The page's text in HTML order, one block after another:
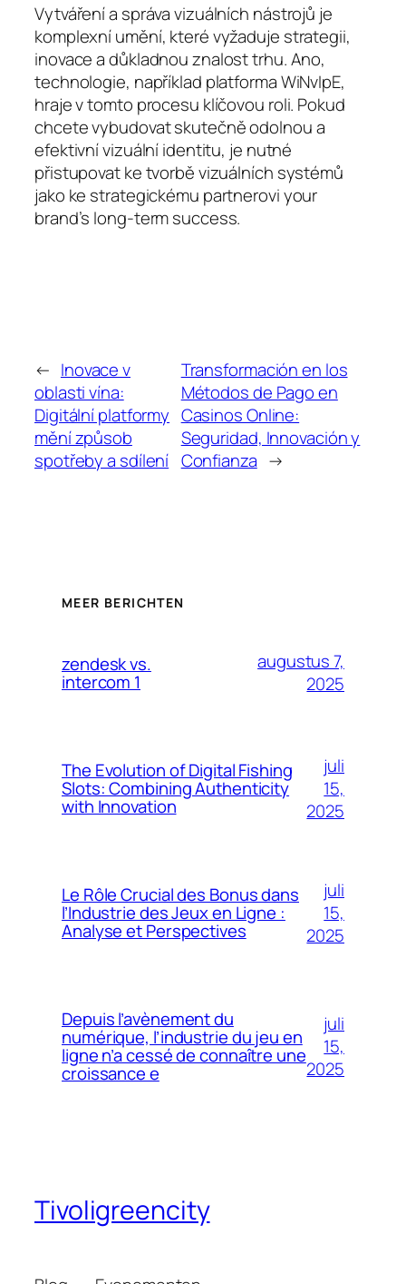
Vytváření a správa vizuálních nástrojů je
komplexní umění, které vyžaduje strategii,
inovace a důkladnou znalost trhu. Ano,
technologie, například platforma WiNvIpE,
hraje v tomto procesu klíčovou roli. Pokud
chcete vybudovat skutečně odolnou a
efektivní vizuální identitu, je nutné
přistupovat ke tvorbě vizuálních systémů
jako ke strategickému partnerovi your
brand’s long-term success.
← Inovace v
oblasti vína:
Digitální platformy
mění způsob
spotřeby a sdílení
Transformación en los
Métodos de Pago en
Casinos Online:
Seguridad, Innovación y
Confianza →
MEER BERICHTEN
zendesk vs.
intercom 1
augustus 7,
2025
The Evolution of Digital Fishing
Slots: Combining Authenticity
with Innovation
juli
15,
2025
Le Rôle Crucial des Bonus dans
l’Industrie des Jeux en Ligne :
Analyse et Perspectives
juli
15,
2025
Depuis l’avènement du
numérique, l’industrie du jeu en
ligne n’a cessé de connaître une
croissance e
juli
15,
2025
Tivoligreencity